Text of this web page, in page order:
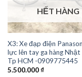
HẾT HÀNG
X3: Xe đạp điện
lực lên tay ga hàng Nhật
Tp HCM -0909775445
5.500.000₫